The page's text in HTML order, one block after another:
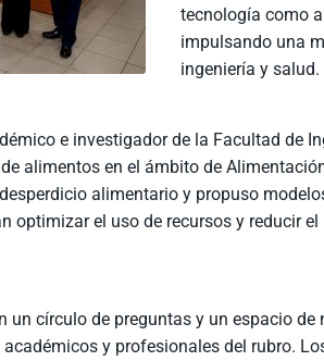
tecnología como
impulsando una
ingeniería y salud.
e investigador de la Facultad de
alimentos en el ámbito de
alimentario y propuso
optimizar el uso de recursos y reducir
un círculo de preguntas y un espacio
y profesionales del rubro.